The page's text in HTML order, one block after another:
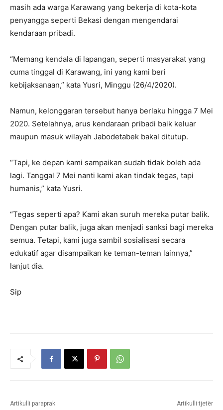
masih ada warga Karawang yang bekerja di kota-kota
penyangga seperti Bekasi dengan mengendarai
kendaraan pribadi.
“Memang kendala di lapangan, seperti masyarakat yang
cuma tinggal di Karawang, ini yang kami beri
kebijaksanaan,” kata Yusri, Minggu (26/4/2020).
Namun, kelonggaran tersebut hanya berlaku hingga 7 Mei
2020. Setelahnya, arus kendaraan pribadi baik keluar
maupun masuk wilayah Jabodetabek bakal ditutup.
“Tapi, ke depan kami sampaikan sudah tidak boleh ada
lagi. Tanggal 7 Mei nanti kami akan tindak tegas, tapi
humanis,” kata Yusri.
“Tegas seperti apa? Kami akan suruh mereka putar balik.
Dengan putar balik, juga akan menjadi sanksi bagi mereka
semua. Tetapi, kami juga sambil sosialisasi secara
edukatif agar disampaikan ke teman-teman lainnya,”
lanjut dia.
Sip
Artikulli paraprak Artikulli tjetër